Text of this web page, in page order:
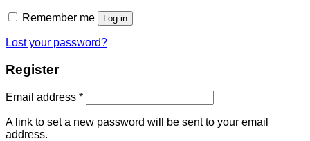
Remember me Log in
Lost your password?
Register
Email address *
A link to set a new password will be sent to your email
address.